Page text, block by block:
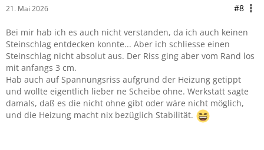
21. Mai 2026 #8
Bei mir hab ich es auch nicht verstanden, da ich auch keinen
Steinschlag entdecken konnte... Aber ich schliesse einen
Steinschlag nicht absolut aus. Der Riss ging aber vom Rand los
mit anfangs 3 cm.
Hab auch auf Spannungsriss aufgrund der Heizung getippt
und wollte eigentlich lieber ne Scheibe ohne. Werkstatt sagte
damals, daß es die nicht ohne gibt oder wäre nicht möglich,
und die Heizung macht nix bezüglich Stabilität.